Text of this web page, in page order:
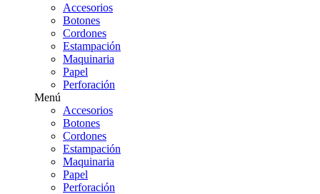
Accesorios
Botones
Cordones
Estampación
Maquinaria
Papel
Perforación
Menú
Accesorios
Botones
Cordones
Estampación
Maquinaria
Papel
Perforación